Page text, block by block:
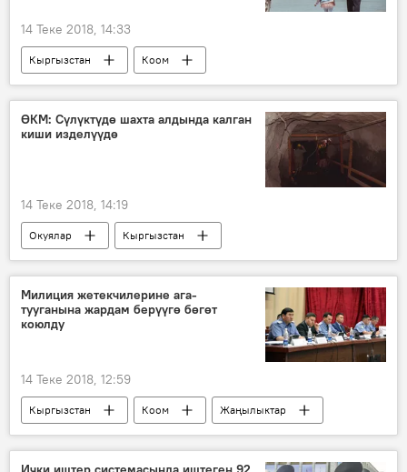
14 Теке 2018, 14:33
Кыргызстан
Коом
Психолог менен баарлашуу
психолог
балдар
мамиле
ӨКМ: Сүлүктүдө шахта алдында калган
киши изделүүдө
14 Теке 2018, 14:19
Окуялар
Кыргызстан
Жаңылыктар
Сүлүктү
ӨКМ
куткаруу
Милиция жетекчилерине ага-
тууганына жардам берүүгө бөгөт
коюлду
14 Теке 2018, 12:59
Кыргызстан Коом
Жаңылыктар
ИИМ
Коопсуздук кеңеши
ротация